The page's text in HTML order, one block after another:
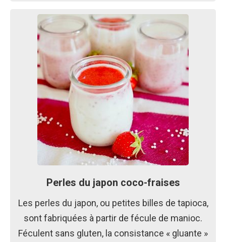
Perles du japon coco-fraises
Les perles du japon, ou petites billes de tapioca,
sont fabriquées à partir de fécule de manioc.
Féculent sans gluten, la consistance « gluante »